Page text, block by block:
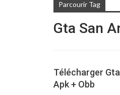
Parcourir Tag
Gta San
Télécharger
Apk + Obb